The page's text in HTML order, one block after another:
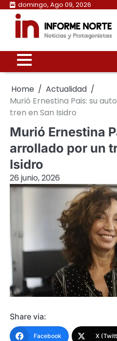
Skip
content
domingo, Ago 09, 2026
Home
Actualidad
Murió Ernestina Pais: su
tren en San Isidro
Murió Ernestina
arrollado por un
Isidro
26 junio, 2026
Share via:
Facebook X